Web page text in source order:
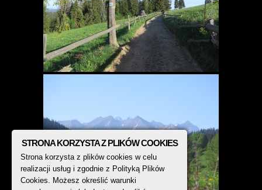
STRONA KORZYSTA Z PLIKÓW COOKIES
Strona korzysta z plików cookies w celu
realizacji usług i zgodnie z Polityką Plików
Cookies. Możesz określić warunki